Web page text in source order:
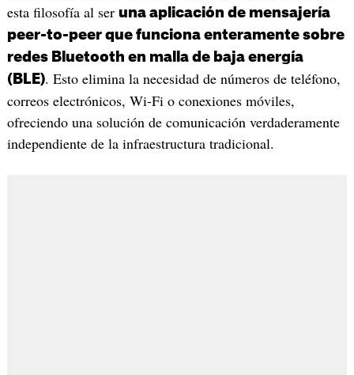
esta filosofía al ser una aplicación de mensajería
peer-to-peer que funciona enteramente sobre
redes Bluetooth en malla de baja energía
(BLE). Esto elimina la necesidad de números de teléfono,
correos electrónicos, Wi-Fi o conexiones móviles,
ofreciendo una solución de comunicación verdaderamente
independiente de la infraestructura tradicional.